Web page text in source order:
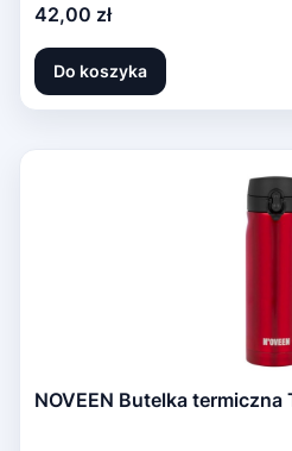
Cena
42,00 zł
Do koszyka
NOVEEN Butelka